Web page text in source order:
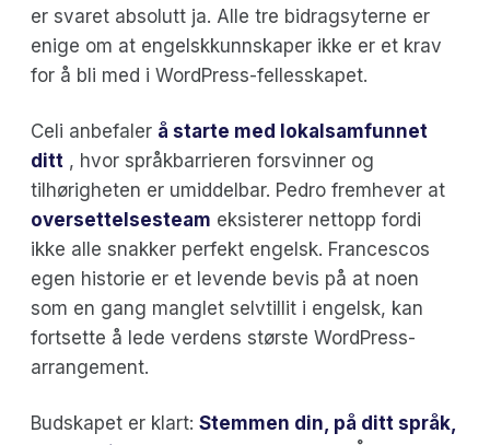
er svaret absolutt ja. Alle tre bidragsyterne er
enige om at engelskkunnskaper ikke er et krav
for å bli med i WordPress-fellesskapet.
Celi anbefaler å starte med lokalsamfunnet
ditt , hvor språkbarrieren forsvinner og
tilhørigheten er umiddelbar. Pedro fremhever at
oversettelsesteam eksisterer nettopp fordi
ikke alle snakker perfekt engelsk. Francescos
egen historie er et levende bevis på at noen
som en gang manglet selvtillit i engelsk, kan
fortsette å lede verdens største WordPress-
arrangement.
Budskapet er klart: Stemmen din, på ditt språk,